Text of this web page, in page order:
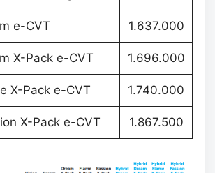
e-CVT 1.637.000
X-Pack e-CVT 1.696.000
X-Pack e-CVT 1.740.000
X-Pack e-CVT 1.867.500